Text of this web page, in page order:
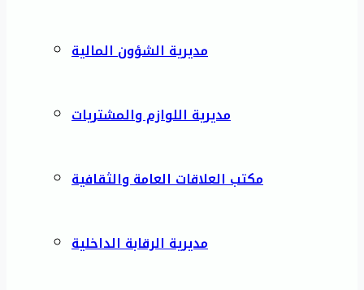
مديرية الشؤون المالية
مديرية اللوازم والمشتريات
مكتب العلاقات العامة والثقافية
مديرية الرقابة الداخلية